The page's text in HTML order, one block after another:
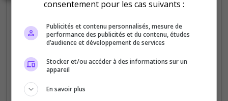
MilSim Missions
[FR] Unité Orion — PMC PVE
consentement pour les cas suivants :
Publicités et contenu personnalisés, mesure de
performance des publicités et du contenu, études
d’audience et développement de services
Stocker et/ou accéder à des informations sur un
appareil
En savoir plus